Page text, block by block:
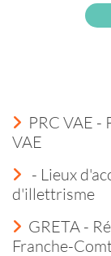
PRC VAE -
VAE
- Lieux
d'illettrisme
GRETA -
Franche-